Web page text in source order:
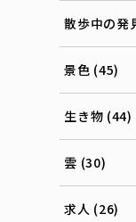
散歩中の発
景色 (45)
生き物 (44)
雲 (30)
求人 (26)